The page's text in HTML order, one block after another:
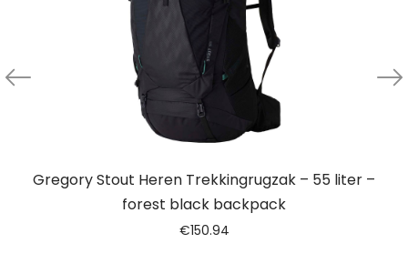
Gregory Stout Heren Trekkingrugzak – 55 liter –
forest black backpack
€150.94